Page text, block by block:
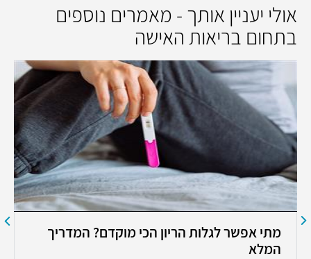
אולי יעניין אותך - מאמרים נוספים
בתחום בריאות האישה
מתי אפשר לגלות הריון הכי מוקדם? המדריך
המלא